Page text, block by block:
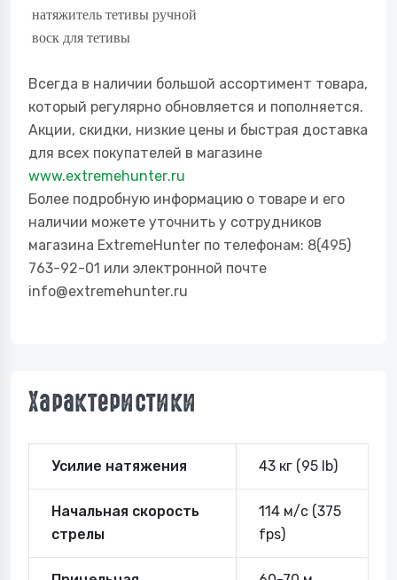
натяжитель тетивы ручной
воск для тетивы
Всегда в наличии большой ассортимент товара,
который регулярно обновляется и пополняется.
Акции, скидки, низкие цены и быстрая доставка
для всех покупателей в магазине
www.extremehunter.ru
Более подробную информацию о товаре и его
наличии можете уточнить у сотрудников
магазина ExtremeHunter по телефонам: 8(495)
763-92-01 или электронной почте
info@extremehunter.ru
Характеристики
Усилие натяжения 43 кг (95 lb)
Начальная скорость
стрелы
114 м/с (375
fps)